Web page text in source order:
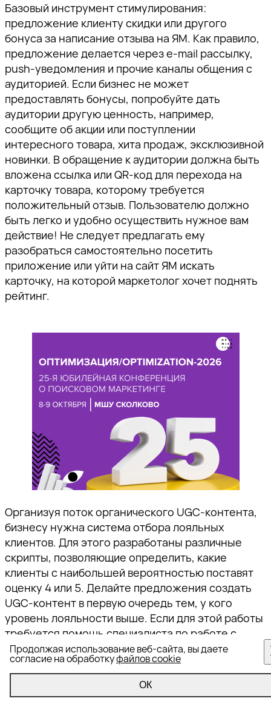
Продолжая использование веб-сайта, вы даете
согласие на обработкуфайлов cookie
ОК
Базовый инструмент стимулирования:
предложение клиенту скидки или другого
бонуса за написание отзыва на ЯМ. Как правило,
предложение делается через e-mail рассылку,
push-уведомления и прочие каналы общения с
аудиторией. Если бизнес не может
предоставлять бонусы, попробуйте дать
аудитории другую ценность, например,
сообщите об акции или поступлении
интересного товара, хита продаж, эксклюзивной
новинки. В обращение к аудитории должна быть
вложена ссылка или QR-код для перехода на
карточку товара, которому требуется
положительный отзыв. Пользователю должно
быть легко и удобно осуществить нужное вам
действие! Не следует предлагать ему
разобраться самостоятельно посетить
приложение или уйти на сайт ЯМ искать
карточку, на которой маркетолог хочет поднять
рейтинг.
Организуя поток органического UGC-контента,
бизнесу нужна система отбора лояльных
клиентов. Для этого разработаны различные
скрипты, позволяющие определить, какие
клиенты с наибольшей вероятностью поставят
оценку 4 или 5. Делайте предложения создать
UGC-контент в первую очередь тем, у кого
уровень лояльности выше. Если для этой работы
требуется помощь специалиста по работе с
репутацией в интернете, вы можете бесплатно
скачать методичку, которая поможет его
подобрать.